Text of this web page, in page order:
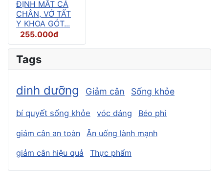
ĐỊNH MẮT CÁ
CHÂN, VỚ TẤT
Y KHOA GÓT...
255.000đ
Tags
dinh dưỡng Giảm cân Sống khỏe
bí quyết sống khỏe vóc dáng Béo phì
giảm cân an toàn
Ăn uống lành mạnh
giảm cân hiệu quả
Thực phẩm